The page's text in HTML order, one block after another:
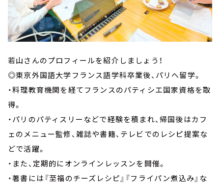
若山さんのプロフィールを紹介しましょう！
◎東京外国語大学フランス語学科卒業後、パリへ留学。
・料理教育機関を経てフランスのパティシエ国家資格を取
得。
・パリのパティスリーなどで経験を積まれ、帰国後はカフ
ェのメニュー監修、雑誌や書籍、テレビでのレシピ提案な
どで活躍。
・また、定期的にオンラインレッスンを開催。
・著書には『至福のチーズレシピ』『フライパン煮込み』な